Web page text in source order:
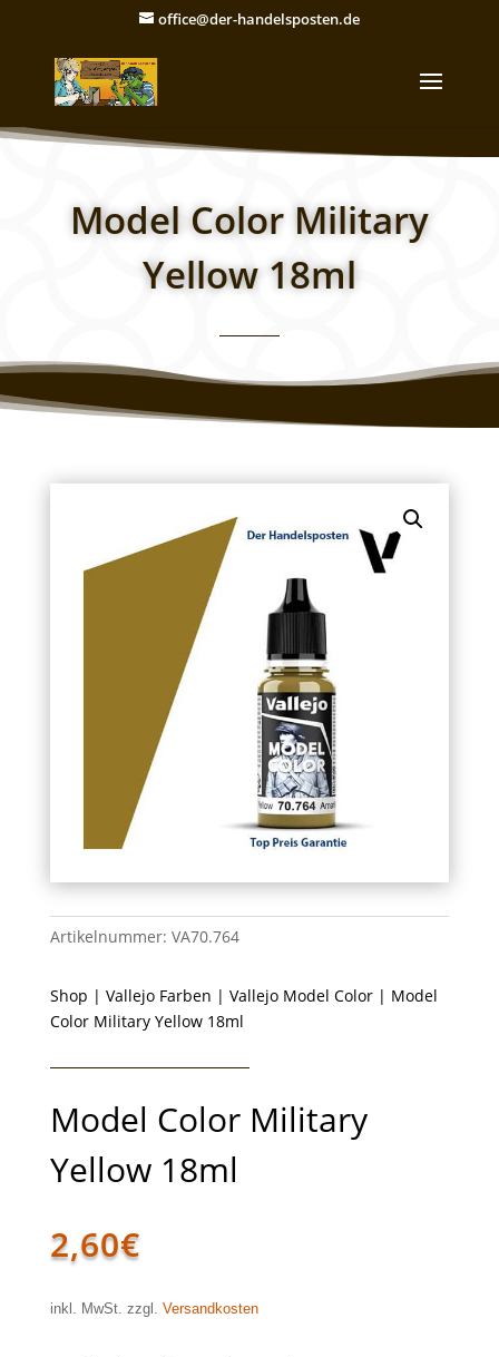
office@der-handelsposten.de
Model Color Military
Yellow 18ml
Artikelnummer: VA70.764
Shop | Vallejo Farben | Vallejo Model Color| Model
Color Military Yellow 18ml
Model Color Military
Yellow 18ml
2,60€
inkl. MwSt. zzgl. Versandkosten